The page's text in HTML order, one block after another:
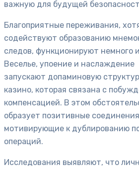
важную для будущей
Благоприятные переживания,
содействуют образованию
следов, функционируют немного
Веселье, упоение и наслаждение
запускают допаминовую
казино, которая связана с
компенсацией. В этом
образует позитивные
мотивирующие к дублированию
операций.
Исследования выявляют, что